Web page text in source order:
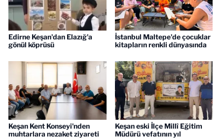
Edirne Keşan'dan Elazığ'a
gönül köprüsü
İstanbul Maltepe'de çocuklar
kitapların renkli dünyasında
Keşan Kent Konseyi'nden
muhtarlara nezaket ziyareti
Keşan eski İlçe Millî Eğitim
Müdürü vefatının yıl